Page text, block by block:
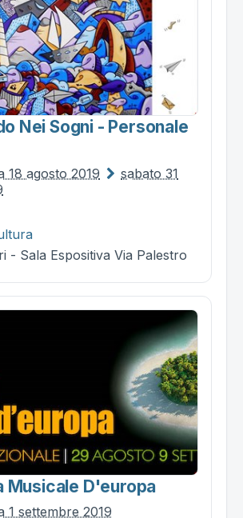
Nei Sogni - Personale
18 agosto 2019
sabato 31
- Sala Espositiva Via Palestro
Musicale D'europa
1 settembre 2019